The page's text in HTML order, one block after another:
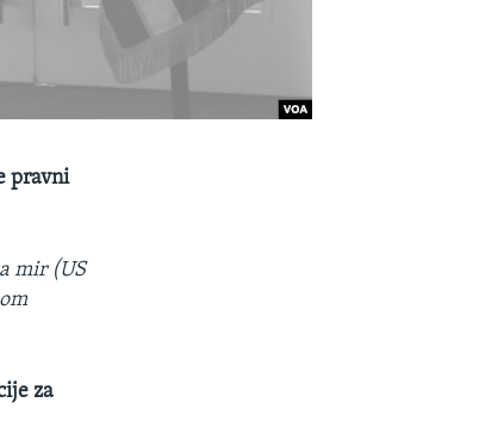
pravni
mir (US
za